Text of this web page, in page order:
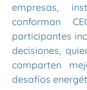
empresas,
conforman
participantes
decisiones,
comparten
desafíos